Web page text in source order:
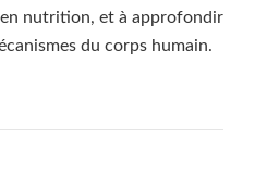
nutrition, et à approfondir
du corps humain.